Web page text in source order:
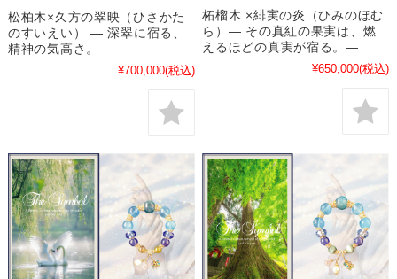
松柏木×久方の翠映（ひさかた
のすいえい） ― 深翠に宿る、
精神の気高さ。―
¥700,000(税込)
柘榴木 ×緋実の炎（ひみのほむ
ら）― その真紅の果実は、燃
えるほどの真実が宿る。―
¥650,000(税込)